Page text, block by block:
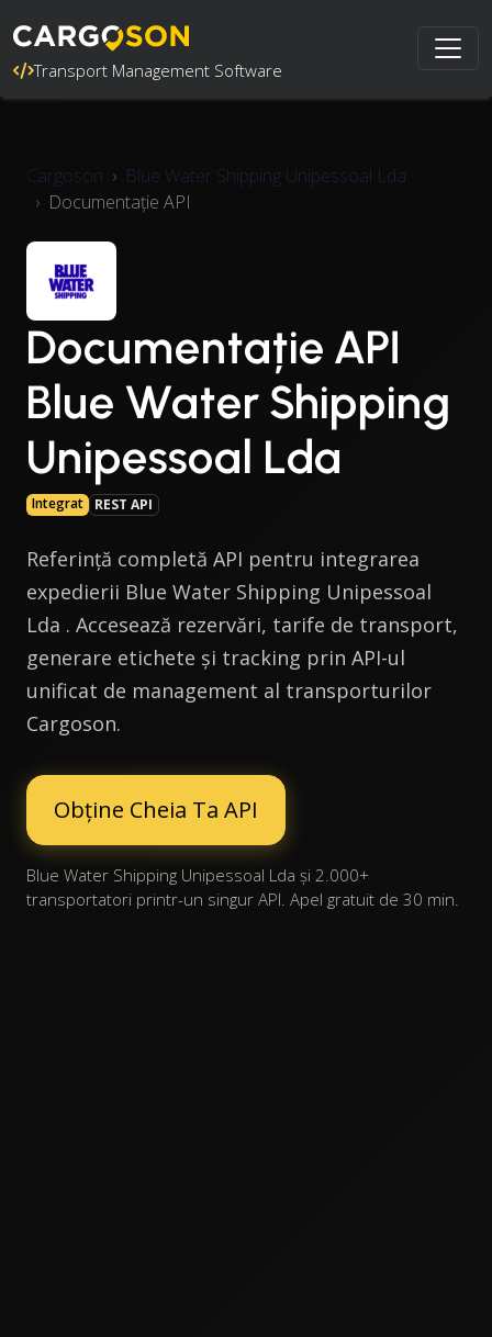
Transport Management Software
Cargoson
Blue Water Shipping Unipessoal Lda
Documentație API
Documentație API
Blue Water Shipping
Unipessoal Lda
Integrat REST API
Referință completă API pentru integrarea
expedierii Blue Water Shipping Unipessoal
Lda . Accesează rezervări, tarife de transport,
generare etichete și tracking prin API-ul
unificat de management al transporturilor
Cargoson.
Obține Cheia Ta API
Blue Water Shipping Unipessoal Lda și 2.000+
transportatori printr-un singur API. Apel gratuit de 30 min.